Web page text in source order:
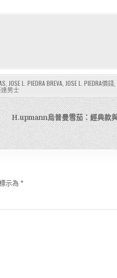
JOSE L. PIEDRA BREVA, JOSE L. PIEDRA價錢,
男士
H.upmann烏普曼雪茄：經典款
示為 *